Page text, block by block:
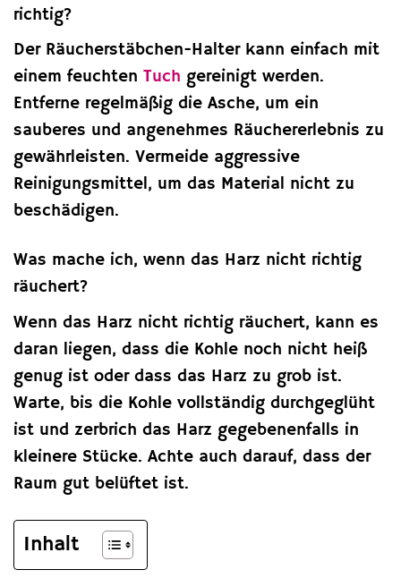
richtig?
Der Räucherstäbchen-Halter kann einfach mit
einem feuchten Tuch gereinigt werden.
Entferne regelmäßig die Asche, um ein
sauberes und angenehmes Räuchererlebnis zu
gewährleisten. Vermeide aggressive
Reinigungsmittel, um das Material nicht zu
beschädigen.
Was mache ich, wenn das Harz nicht richtig
räuchert?
Wenn das Harz nicht richtig räuchert, kann es
daran liegen, dass die Kohle noch nicht heiß
genug ist oder dass das Harz zu grob ist.
Warte, bis die Kohle vollständig durchgeglüht
ist und zerbrich das Harz gegebenenfalls in
kleinere Stücke. Achte auch darauf, dass der
Raum gut belüftet ist.
Inhalt